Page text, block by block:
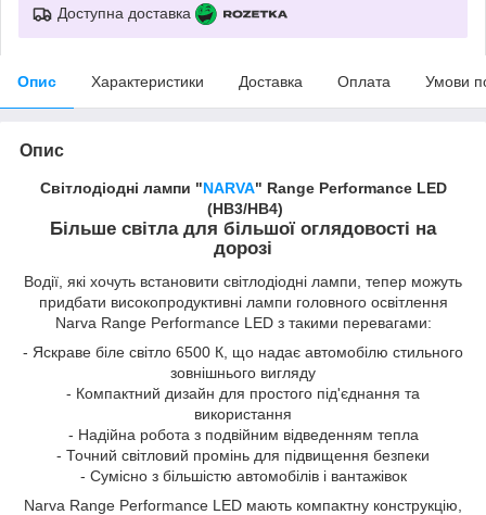
Доступна доставка
Опис Характеристики Доставка Оплата Умови
Опис
Світлодіодні лампи "NARVA" Range Performance LED
(HB3/HB4)
Більше світла для більшої оглядовості на
дорозі
Водії, які хочуть встановити світлодіодні лампи, тепер можуть
придбати високопродуктивні лампи головного освітлення
Narva Range Performance LED з такими перевагами:
- Яскраве біле світло 6500 К, що надає автомобілю стильного
зовнішнього вигляду
- Компактний дизайн для простого під'єднання та
використання
- Надійна робота з подвійним відведенням тепла
- Точний світловий промінь для підвищення безпеки
- Сумісно з більшістю автомобілів і вантажівок
Narva Range Performance LED мають компактну конструкцію,